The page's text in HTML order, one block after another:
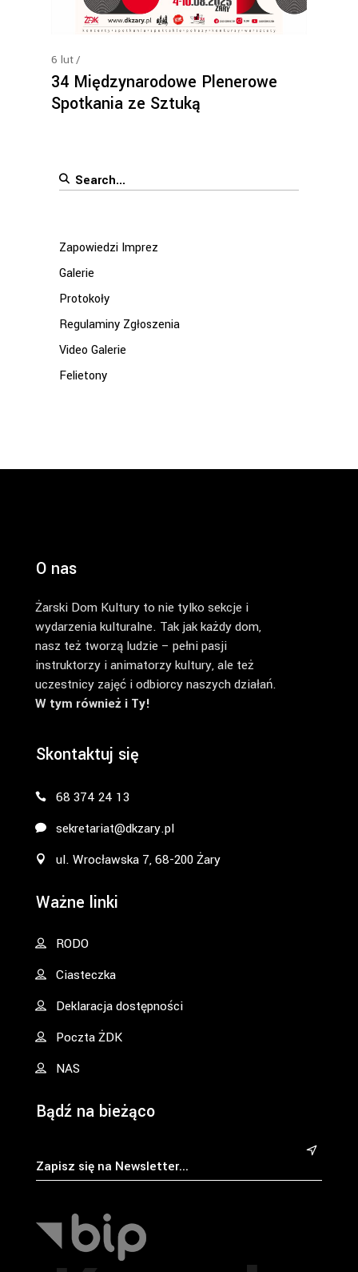
6 lut
34 Międzynarodowe Plenerowe
Spotkania ze Sztuką
Search
Zapowiedzi Imprez
Galerie
Protokoły
Regulaminy Zgłoszenia
Video Galerie
Felietony
O nas
Żarski Dom Kultury to nie tylko sekcje i
wydarzenia kulturalne. Tak jak każdy dom,
nasz też tworzą ludzie – pełni pasji
instruktorzy i animatorzy kultury, ale też
uczestnicy zajęć i odbiorcy naszych działań.
W tym również i Ty!
Skontaktuj się
68 374 24 13
sekretariat@dkzary.pl
ul. Wrocławska 7, 68-200 Żary
Ważne linki
RODO
Ciasteczka
Deklaracja dostępności
Poczta ŻDK
NAS
Bądź na bieżąco
&